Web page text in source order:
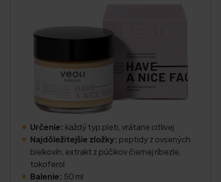
Určenie: každý typ pleti, vrátane citlivej
Najdôležitejšie zložky: peptidy z ovsených
bielkovín, extrakt z púčikov čiernej ríbezle,
tokoferol
Balenie: 50 ml